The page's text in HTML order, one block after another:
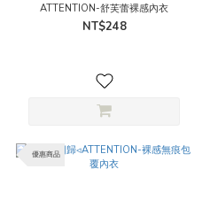
ATTENTION-舒芙蕾裸感內衣
NT$248
優惠商品